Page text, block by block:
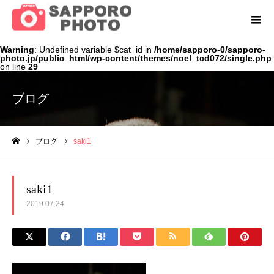
Warning: Undefined variable $cat_id in /home/sapporo-0/sapporo-
photo.jp/public_html/wp-content/themes/noel_tcd072/single.php
on line 29
ブログ
ブログ saki1
saki1
2019.07.24